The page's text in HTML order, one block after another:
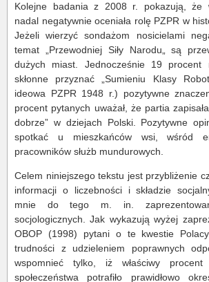
Kolejne badania z 2008 r. pokazują, że
nadal negatywnie oceniała rolę PZPR w
Jeżeli wierzyć sondażom nosicielami
temat „Przewodniej Siły Narodu„ są
dużych miast. Jednocześnie 19 procent
skłonne przyznać „Sumieniu Klasy
ideowa PZPR 1948 r.) pozytywne
procent pytanych uważał, że partia
dobrze” w dziejach Polski. Pozytywne
spotkać u mieszkańców wsi, wśród
pracowników służb mundurowych.
Celem niniejszego tekstu jest przybliżenie
informacji o liczebności i składzie
mnie do tego m. in.
socjologicznych. Jak wykazują wyżej
OBOP (1998) pytani o te kwestie
trudności z udzieleniem poprawnych
wspomnieć tylko, iż właściwy procent
społeczeństwa potrafiło prawidłowo